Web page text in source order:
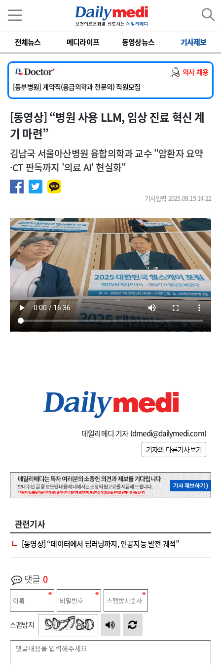
전체뉴스 메디라이프 동영상뉴스 기사제보
의사 채용
[서울아산병원] 2026년 하반기 인턴 모집
[영남대학교의료원] 마취통증의학과 임기제 임상의사 채용
[충남대학교병원] 소아청소년과(소아응급전담) 계약직 의사 공개채용
[동부병원] 계약직(응급의학과 전문의) 직원모집
[이대목동병원] 하반기 전공의(레지던트1년차) 모집
[서울아산병원] 2026년 하반기 인턴 모집
[영남대학교의료원] 마취통증의학과 임기제 임상의사 채용
[동영상] “병원 사용 LLM, 임상 진료 혁신 계
기 마련”
김남국 서울아산병원 융합의학과 교수 "암환자 요약
·CT 판독까지 '의료 AI' 현실화"
기사입력 2025.09.15 14:22
데일리메디 기자 (dmedi@dailymedi.com)
기자의 다른기사보기
관련기사
[동영상] “데이터에서 딥러닝까지, 인공지능 발전 궤적”
댓글 0
스팸방지